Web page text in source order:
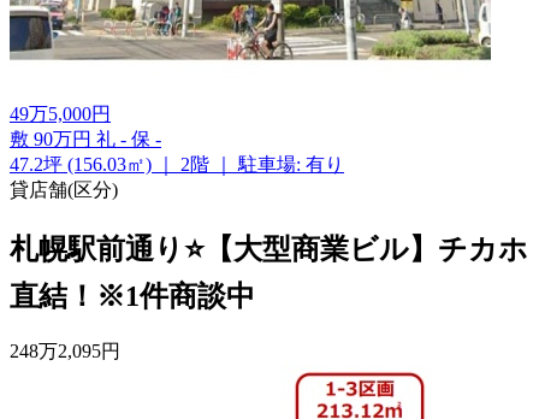
49万5,000円
敷 90万円 礼 - 保 -
47.2坪 (156.03㎡)
2階
駐車場: 有り
貸店舗(区分)
札幌駅前通り⭐【大型商業ビル】チカホ
直結！※1件商談中
248万2,095円